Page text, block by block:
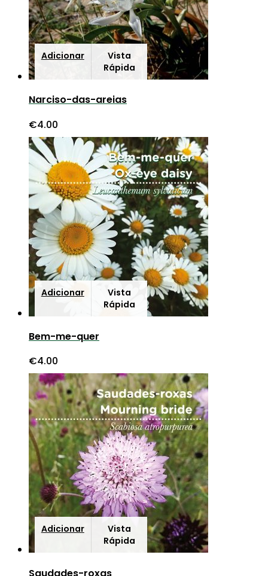
Adicionar
Vista
Rápida
Narciso-das-areias
€4.00
Adicionar
Vista
Rápida
Bem-me-quer
€4.00
Adicionar
Vista
Rápida
Saudades-roxas